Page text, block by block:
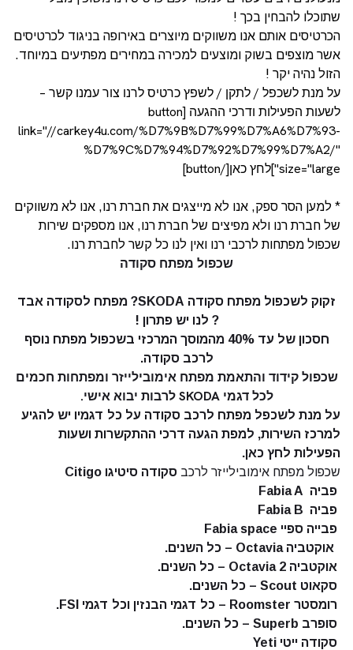
שתוכלו להבחין בכך !
הכרטיסים אותם אנו משווקים מיוצרים באירופה בניגוד לכרטיסים
אשר מוצפים בשוק ומוצעים למכירה במחירים מפתיעים במיוחד.
הזול נהיה יקר !
על מנת לשכפל / לתקן / לשפץ כרטיס לרנו צור עמנו קשר –
לשעות הפעילות ודרכי ההגעה [button
link="//carkey4u.com/%D7%9B%D7%99%D7%A6%D7%93-
%D7%9C%D7%94%D7%92%D7%99%D7%A2/"
size="large"]לחץ כאן[/button]
* למען הסר ספק, אנו לא מייצגים את חברת רנו, אנו לא משווקים
של חברת רנו ולא מפיצים של חברת רנו, אנו מספקים שירות
שכפול מפתחות לרכבי רנו ואין לנו כל קשר לחברת רנו.
שכפול מפתח סקודה
זקוק לשכפול מפתח סקודה
SKODA? מפתח לסקודה אבד
? לנו יש פתרון !
חסכון של עד 40% מהמוסך המרכזי בשכפול מפתח נוסף
לרכב סקודה.
שכפול קידוד והתאמת מפתח אימובילייזר ומפתחות חכמים
לכל דגמי SKODA לרבות יבוא אישי.
על מנת לשכפל מפתח לרכב סקודה על כל דגמיו יש להגיע
למרכז השירות, למפת הגעה דרכי ההתקשרות ושעות
הפעילות לחץ כאן.
שכפול מפתח אימובילייזר לרכב סקודה סיטיגו Citigo
פביה Fabia A
פביה Fabia B
פבייה ספיי Fabia space
אוקטביה Octavia – כל השנים.
אוקטביה 2 Octavia – כל השנים.
סקאוט Scout – כל השנים.
רומסטר Roomster –
כל דגמי הבנזין וכל דגמי FSI.
סופרב Superb – כל השנים.
סקודה ייטי Yeti